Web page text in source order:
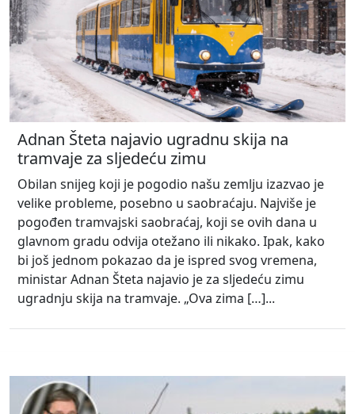
Adnan Šteta najavio ugradnu skija na
tramvaje za sljedeću zimu
Obilan snijeg koji je pogodio našu zemlju izazvao je
velike probleme, posebno u saobraćaju. Najviše je
pogođen tramvajski saobraćaj, koji se ovih dana u
glavnom gradu odvija otežano ili nikako. Ipak, kako
bi još jednom pokazao da je ispred svog vremena,
ministar Adnan Šteta najavio je za sljedeću zimu
ugradnju skija na tramvaje. „Ova zima […]...